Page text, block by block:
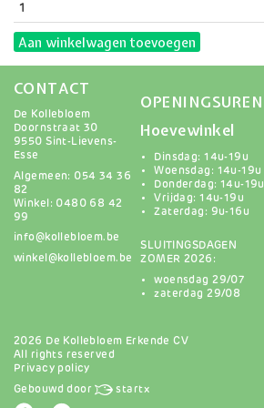
Aan winkelwagen toevoegen
CONTACT
De Kollebloem
Doornstraat 30
9550 Sint-Lievens-
Esse
Algemeen: 054 34 36
82
Winkel: 0480 68 42
99
info@kollebloem.be
winkel@kollebloem.be
OPENINGSUREN
Hoevewinkel
Dinsdag: 14u-19u
Woensdag: 14u-19u
Donderdag: 14u-19u
Vrijdag: 14u-19u
Zaterdag: 9u-16u
SLUITINGSDAGEN
ZOMER 2026:
woensdag 29/07
zaterdag 29/08
2026 De Kollebloem Erkende CV
All rights reserved
Privacy policy
Gebouwd door startx